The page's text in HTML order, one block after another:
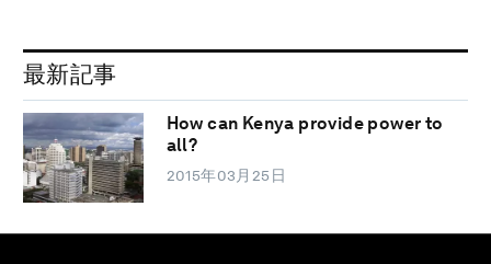
最新記事
How can Kenya provide power to
all?
2015年03月25日